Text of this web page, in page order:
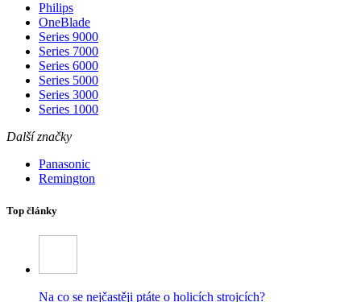
Philips
OneBlade
Series 9000
Series 7000
Series 6000
Series 5000
Series 3000
Series 1000
Další značky
Panasonic
Remington
Top články
Na co se nejčastěji ptáte o holicích strojcích?